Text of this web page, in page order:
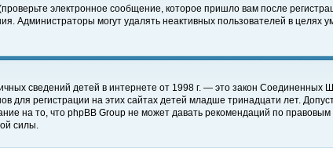
электронное сообщение, которое пришло вам после
Администраторы могут удалять неактивных пользователей в
сведений детей в интернете от 1998 г. — это закон
для регистрации на этих сайтах детей младше тринадцати лет.
на то, что phpBB Group не может давать рекомендаций по
силы.